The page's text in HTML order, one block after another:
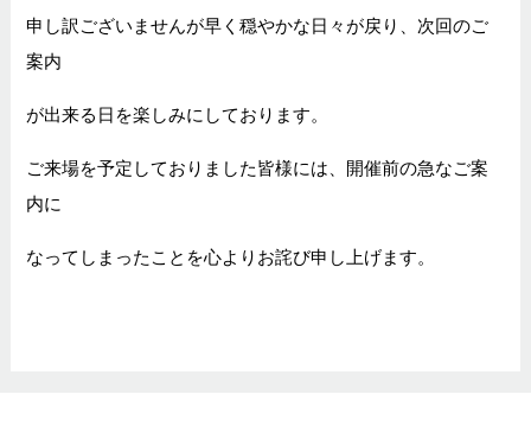
申し訳ございませんが早く穏やかな日々が戻り、次回のご
案内
が出来る日を楽しみにしております。
ご来場を予定しておりました皆様には、開催前の急なご案
内に
なってしまったことを心よりお詫び申し上げます。